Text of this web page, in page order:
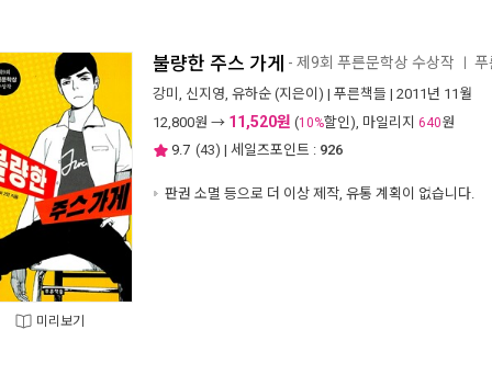
미리보기
불량한 주스 가게 - 제9회 푸른문학상 수상작 푸
강미 , 신지영, 유하순 (지은이) | 푸른책들 | 2011년 11월
12,800원 → 11,520원 (10%할인), 마일리지 640원
9.7 (43) | 세일즈포인트 : 926
판권 소멸 등으로 더 이상 제작, 유통 계획이 없습니다.